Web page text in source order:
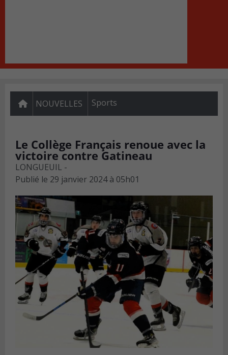
NOUVELLES Sports
Le Collège Français renoue avec la
victoire contre Gatineau
LONGUEUIL -
Publié le 29 janvier 2024 à 05h01